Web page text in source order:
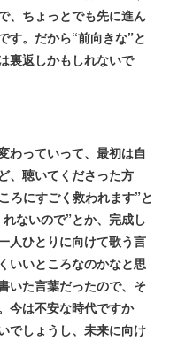
、ちょっとでも先に進ん
す。だから“前向きな”と
裏返しかもしれないで
わっていって、最初は自
、聴いてくださった方
ろにすごく救われます”と
ないので”とか、完成し
人ひとりに向けて歌う言
いいところなのかなと思
いた言葉だったので、そ
今は不安な時代ですか
でしょうし、未来に向け